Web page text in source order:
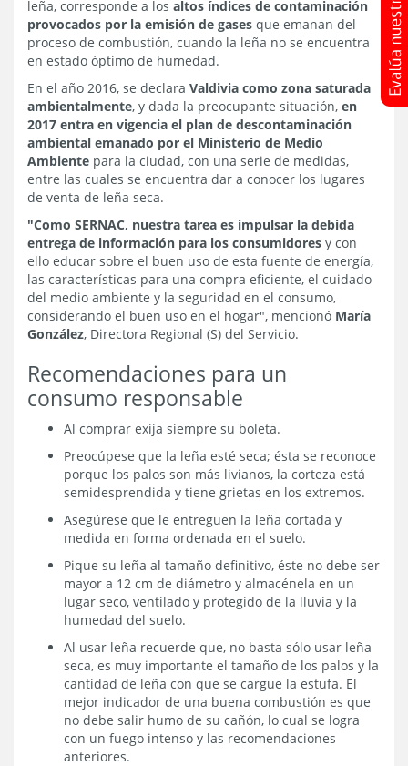
leña, corresponde a los altos índices de contaminación
provocados por la emisión de gases que emanan del
proceso de combustión, cuando la leña no se encuentra
en estado óptimo de humedad.
En el año 2016, se declara Valdivia como zona saturada
ambientalmente, y dada la preocupante situación, en
2017 entra en vigencia el plan de descontaminación
ambiental emanado por el Ministerio de Medio
Ambiente para la ciudad, con una serie de medidas,
entre las cuales se encuentra dar a conocer los lugares
de venta de leña seca.
"Como SERNAC, nuestra tarea es impulsar la debida
entrega de información para los consumidores y con
ello educar sobre el buen uso de esta fuente de energía,
las características para una compra eficiente, el cuidado
del medio ambiente y la seguridad en el consumo,
considerando el buen uso en el hogar", mencionó María
González, Directora Regional (S) del Servicio.
Recomendaciones para un
consumo responsable
Al comprar exija siempre su boleta.
Preocúpese que la leña esté seca; ésta se reconoce
porque los palos son más livianos, la corteza está
semidesprendida y tiene grietas en los extremos.
Asegúrese que le entreguen la leña cortada y
medida en forma ordenada en el suelo.
Pique su leña al tamaño definitivo, éste no debe ser
mayor a 12 cm de diámetro y almacénela en un
lugar seco, ventilado y protegido de la lluvia y la
humedad del suelo.
Al usar leña recuerde que, no basta sólo usar leña
seca, es muy importante el tamaño de los palos y la
cantidad de leña con que se cargue la estufa. El
mejor indicador de una buena combustión es que
no debe salir humo de su cañón, lo cual se logra
con un fuego intenso y las recomendaciones
anteriores.